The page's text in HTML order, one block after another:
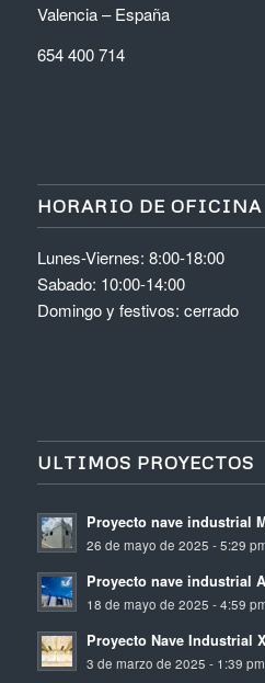
Valencia – España
654 400 714
HORARIO DE OFICINA
Lunes-Viernes: 8:00-18:00
Sabado: 10:00-14:00
Domingo y festivos: cerrado
ULTIMOS PROYECTOS
Proyecto nave industrial
26 de mayo de 2025 - 5:29
Proyecto nave industrial
18 de mayo de 2025 - 4:59
Proyecto Nave Industrial
3 de marzo de 2025 - 1:39 pm